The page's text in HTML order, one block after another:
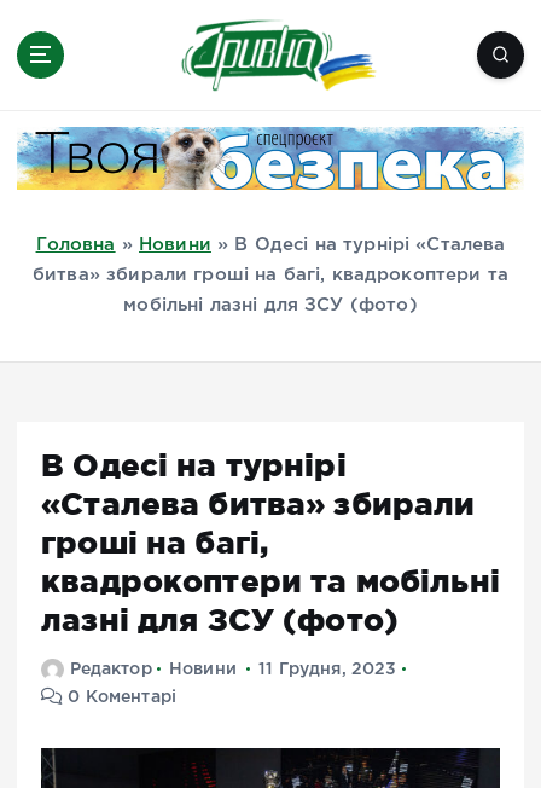
Миколаїв, Одеса, Мелітополь
Головна » Новини »
В Одесі на турнірі «Сталева
битва» збирали гроші на багі, квадрокоптери та
мобільні лазні для ЗСУ (фото)
В Одесі на турнірі
«Сталева битва» збирали
гроші на багі,
квадрокоптери та мобільні
лазні для ЗСУ (фото)
Редактор Новини
11 Грудня, 2023
0 Коментарі